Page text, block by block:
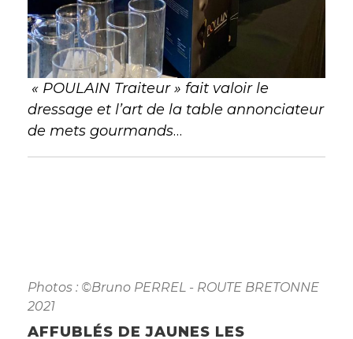
« POULAIN Traiteur » fait valoir le
dressage et l’art de la table annonciateur
de mets gourmands…
Photos : ©Bruno PERREL - ROUTE BRETONNE
2021
AFFUBLÉS DE JAUNES LES